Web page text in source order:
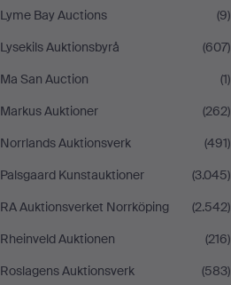
Lyme Bay Auctions
(9)
Lysekils Auktionsbyrå
(607)
Ma San Auction
(1)
Markus Auktioner
(262)
Norrlands Auktionsverk
(491)
Palsgaard Kunstauktioner
(3.045)
RA Auktionsverket Norrköping
(2.542)
Rheinveld Auktionen
(216)
Roslagens Auktionsverk
(583)